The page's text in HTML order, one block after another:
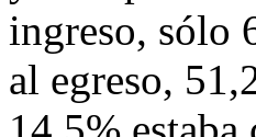
ingreso, sólo
al egreso,